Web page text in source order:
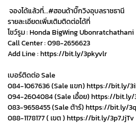
จองได้แล้วที่...#ฮอนด้าบิ๊กวิงอุบลราชธานี
รายละเอียดเพิ่มเติมติดต่อได้ที่
โชว์รูม : Honda BigWing Ubonratchathani
Call Center : 098-2656623
Add Line : https://bit.ly/3pkyvlr
เบอร์ติดต่อ Sale
084-1067636 (Sale แขก) https://bit.ly/
094-2604084 (Sale เอื้อย) https://bit.ly/
083-9658455 (Sale ต้าร์) https://bit.ly/
088-1178177 ( เขต ) https://bit.ly/3p7JjTv